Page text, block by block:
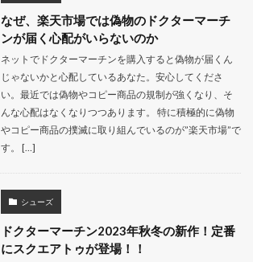
なぜ、楽天市場では偽物のドクターマーチ
ンが届く心配がいらないのか
ネットでドクターマーチンを購入すると偽物が届くん
じゃないかと心配しているあなた。安心してくださ
い。最近では偽物やコピー商品の規制が強くなり、そ
んな心配はなくなりつつあります。 特に積極的に偽物
やコピー商品の撲滅に取り組んでいるのが”楽天市場”で
す。 […]
シューズ
ドクターマーチン2023年秋冬の新作！定番
にスクエアトゥが登場！！